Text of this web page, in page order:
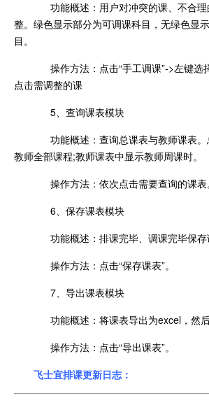
功能概述：用户对冲突的课、不合理
整。绿色显示部分为可调课科目，无绿色显
目。
操作方法：点击“手工调课”->左键选
点击需调整的课
5、查询课表模块
功能概述：查询总课表与教师课表。
教师全部课程;教师课表中显示教师周课时。
操作方法：依次点击需要查询的课表
6、保存课表模块
功能概述：排课完毕、调课完毕保存
操作方法：点击“保存课表”。
7、导出课表模块
功能概述：将课表导出为excel，然后
操作方法：点击“导出课表”。
飞士宜排课更新日志：